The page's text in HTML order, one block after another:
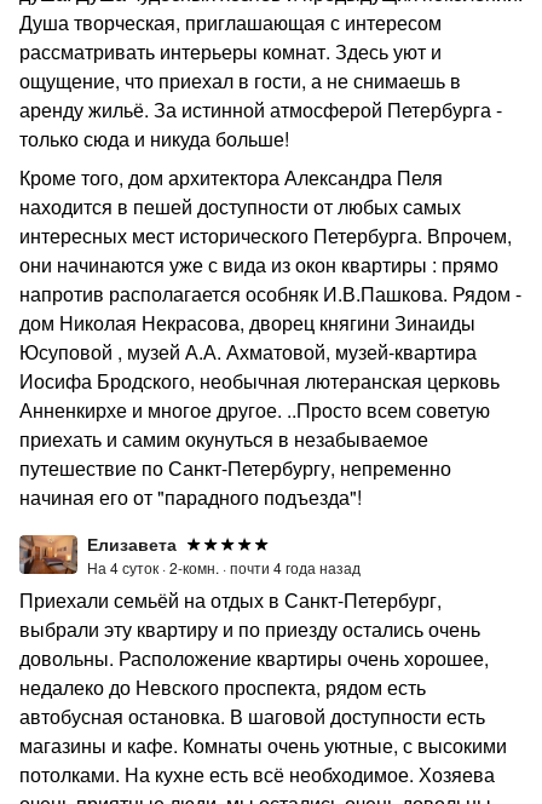
Душа творческая, приглашающая с интересом
рассматривать интерьеры комнат. Здесь уют и
ощущение, что приехал в гости, а не снимаешь в
аренду жильё. За истинной атмосферой Петербурга -
только сюда и никуда больше!
Кроме того, дом архитектора Александра Пеля
находится в пешей доступности от любых самых
интересных мест исторического Петербурга. Впрочем,
они начинаются уже с вида из окон квартиры : прямо
напротив располагается особняк И.В.Пашкова. Рядом -
дом Николая Некрасова, дворец княгини Зинаиды
Юсуповой , музей А.А. Ахматовой, музей-квартира
Иосифа Бродского, необычная лютеранская церковь
Анненкирхе и многое другое. ..Просто всем советую
приехать и самим окунуться в незабываемое
путешествие по Санкт-Петербургу, непременно
начиная его от "парадного подъезда"!
Елизавета
На 4 суток ·2-комн. ·почти 4 года назад
Приехали семьёй на отдых в Санкт-Петербург,
выбрали эту квартиру и по приезду остались очень
довольны. Расположение квартиры очень хорошее,
недалеко до Невского проспекта, рядом есть
автобусная остановка. В шаговой доступности есть
магазины и кафе. Комнаты очень уютные, с высокими
потолками. На кухне есть всё необходимое. Хозяева